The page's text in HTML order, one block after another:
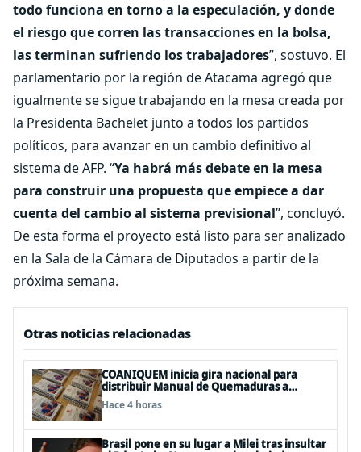
todo funciona en torno a la especulación, y donde
el riesgo que corren las transacciones en la bolsa,
las terminan sufriendo los trabajadores”, sostuvo. El
parlamentario por la región de Atacama agregó que
igualmente se sigue trabajando en la mesa creada por
la Presidenta Bachelet junto a todos los partidos
políticos, para avanzar en un cambio definitivo al
sistema de AFP. “Ya habrá más debate en la mesa
para construir una propuesta que empiece a dar
cuenta del cambio al sistema previsional”, concluyó.
De esta forma el proyecto está listo para ser analizado
en la Sala de la Cámara de Diputados a partir de la
próxima semana.
Otras noticias relacionadas
COANIQUEM inicia gira nacional para
distribuir Manual de Quemaduras a
profesionales de la salud
Hace 4 horas
Brasil pone en su lugar a Milei tras insultar